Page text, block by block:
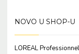
NOVO U SHOP-U
LOREAL